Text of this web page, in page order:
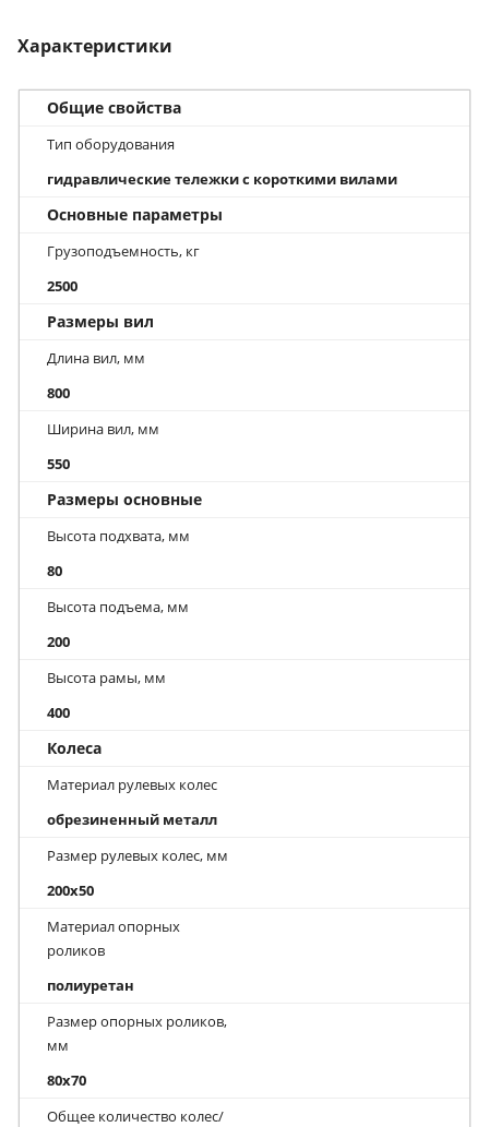
Характеристики
Общие свойства
Тип оборудования
гидравлические тележки с короткими вилами
Основные параметры
Грузоподъемность, кг
2500
Размеры вил
Длина вил, мм
800
Ширина вил, мм
550
Размеры основные
Высота подхвата, мм
80
Высота подъема, мм
200
Высота рамы, мм
400
Колеса
Материал рулевых колес
обрезиненный металл
Размер рулевых колес, мм
200x50
Материал опорных
роликов
полиуретан
Размер опорных роликов,
мм
80x70
Общее количество колес/